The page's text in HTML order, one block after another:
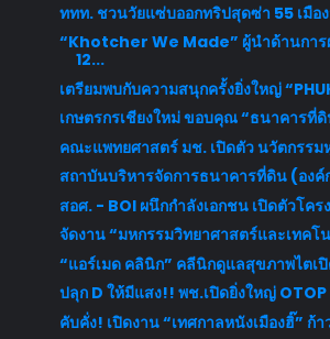
ททท. ชวนวัยแซ่บออกทริปสุดซ่า 55 เมือ
“Khotcher We Made” ผู้นำด้านการ
12...
เตรียมพบกับความสนุกครั้งยิ่งใหญ่
เกษตรกรเชียงใหม่ ขอบคุณ “ธนาคารที่
คณะแพทยศาสตร์ มช. เปิดตัว นวัตกรร
สถาบันบริหารจัดการธนาคารที่ดิน (อง
สอศ. - BOI ผนึกกำลังเอกชน เปิดตัวโค
จัดงาน “มหกรรมวิทยาศาสตร์และเทค
“แอร์เมด คลินิก” คลีนิกดูแลสุขภาพไตเปิ
ปลุก D ให้มีแสง!! พช.เปิดยิ่งใหญ่
คับคั่ง! เปิดงาน “เทศกาลหนังเมืองฮิ๊” ก้